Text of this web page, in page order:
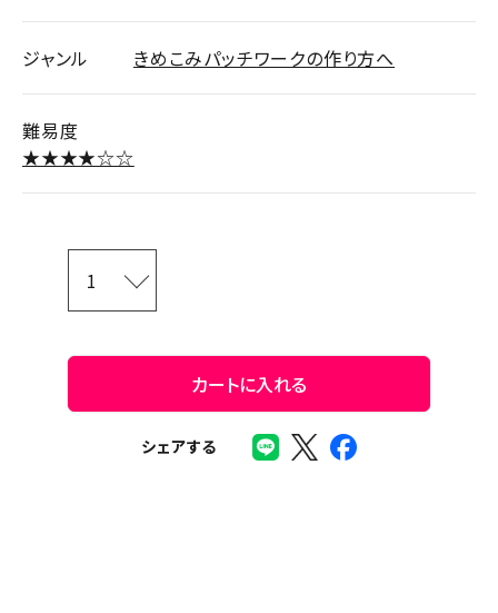
ジャンル きめこみパッチワークの作り方へ
難易度
★★★★☆☆
カートに入れる
シェアする